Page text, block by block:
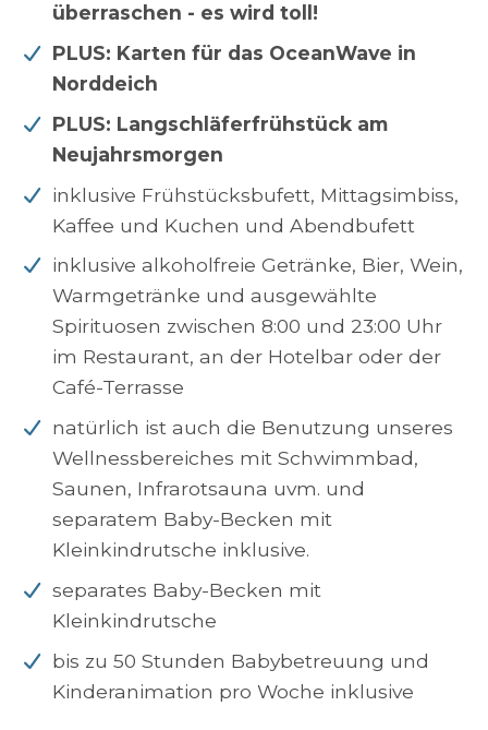
überraschen - es wird toll!
PLUS: Karten für das OceanWave in
Norddeich
PLUS: Langschläferfrühstück am
Neujahrsmorgen
inklusive Frühstücksbufett, Mittagsimbiss,
Kaffee und Kuchen und Abendbufett
inklusive alkoholfreie Getränke, Bier, Wein,
Warmgetränke und ausgewählte
Spirituosen zwischen 8:00 und 23:00 Uhr
im Restaurant, an der Hotelbar oder der
Café-Terrasse
natürlich ist auch die Benutzung unseres
Wellnessbereiches mit Schwimmbad,
Saunen, Infrarotsauna uvm. und
separatem Baby-Becken mit
Kleinkindrutsche inklusive.
separates Baby-Becken mit
Kleinkindrutsche
bis zu 50 Stunden Babybetreuung und
Kinderanimation pro Woche inklusive